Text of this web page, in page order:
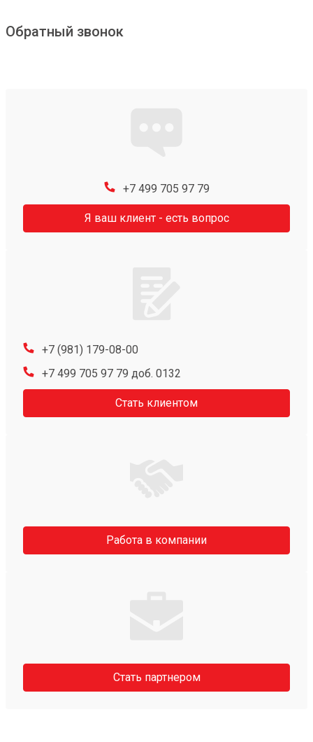
Обратный звонок
+7 499 705 97 79
Я ваш клиент - есть вопрос
+7 (981) 179-08-00
+7 499 705 97 79 доб. 0132
Стать клиентом
Работа в компании
Стать партнером